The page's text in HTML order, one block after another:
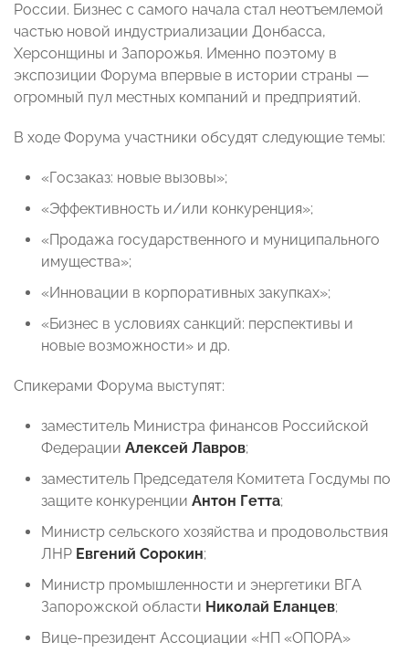
России. Бизнес с самого начала стал неотъемлемой
частью новой индустриализации Донбасса,
Херсонщины и Запорожья. Именно поэтому в
экспозиции Форума впервые в истории страны —
огромный пул местных компаний и предприятий.
В ходе Форума участники обсудят следующие темы:
«Госзаказ: новые вызовы»;
«Эффективность и/или конкуренция»;
«Продажа государственного и муниципального
имущества»;
«Инновации в корпоративных закупках»;
«Бизнес в условиях санкций: перспективы и
новые возможности» и др.
Спикерами Форума выступят:
заместитель Министра финансов Российской
Федерации Алексей Лавров;
заместитель Председателя Комитета Госдумы по
защите конкуренции Антон Гетта;
Министр сельского хозяйства и продовольствия
ЛНР Евгений Сорокин;
Министр промышленности и энергетики ВГА
Запорожской области Николай Еланцев;
Вице-президент Ассоциации «НП «ОПОРА»